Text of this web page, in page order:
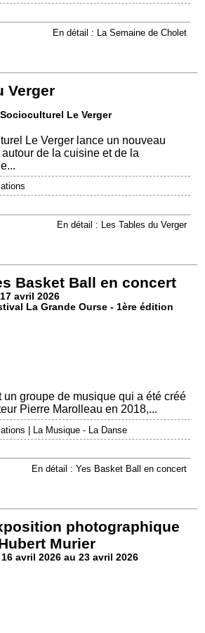
En détail : La Semaine de Cholet
Verger
Le Verger
Le Verger lance un nouveau
de la cuisine et de la
En détail : Les Tables du Verger
Basket Ball en concert
avril 2026
La Grande Ourse - 1ère édition
un groupe de musique qui a été créé
Pierre Marolleau en 2018,...
La Musique - La Danse
En détail : Yes Basket Ball en concert
photographique
Murier
16 avril 2026 au 23 avril 2026